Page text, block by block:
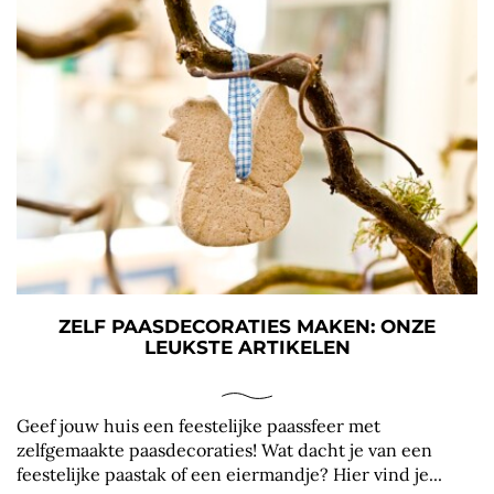
ZELF PAASDECORATIES MAKEN: ONZE
LEUKSTE ARTIKELEN
Geef jouw huis een feestelijke paassfeer met
zelfgemaakte paasdecoraties! Wat dacht je van een
feestelijke paastak of een eiermandje? Hier vind je...